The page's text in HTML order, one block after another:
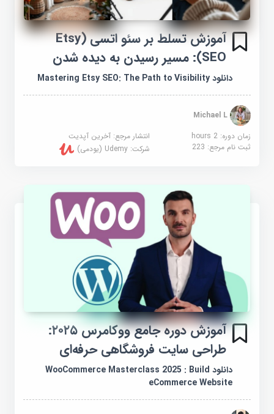
آموزش تسلط بر سئو اتسی (Etsy
SEO): مسیر رسیدن به دیده شدن
دانلود Mastering Etsy SEO: The Path to Visibility
Michael L
زمان دوره: 2 hours
انتشار مرجع:آخرین آپدیت
ثبت نام مرجع:223 شرکت:Udemy (یودمی)
آموزش دوره جامع ووکامرس ۲۰۲۵:
طراحی سایت فروشگاهی حرفه‌ای
دانلود WooCommerce Masterclass 2025 : Build
eCommerce Website